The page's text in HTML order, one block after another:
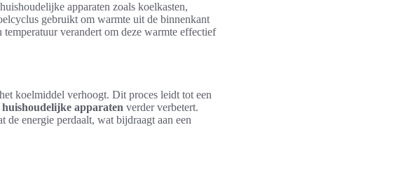
apparaten zoals koelkasten,
gebruikt om warmte uit de binnenkant
verandert om deze warmte effectief
koelmiddel verhoogt. Dit proces leidt tot een
huishoudelijke apparaten verder verbetert.
energie perdaalt, wat bijdraagt aan een